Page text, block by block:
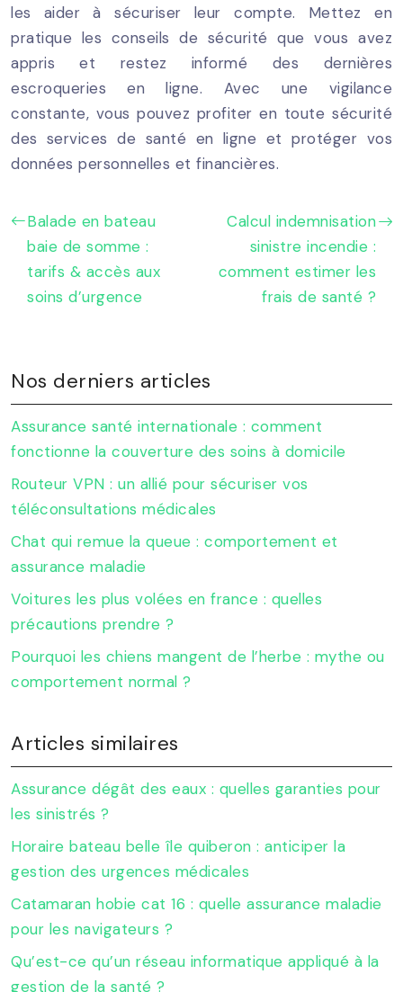
les aider à sécuriser leur compte. Mettez en
pratique les conseils de sécurité que vous avez
appris et restez informé des dernières
escroqueries en ligne. Avec une vigilance
constante, vous pouvez profiter en toute sécurité
des services de santé en ligne et protéger vos
données personnelles et financières.
Balade en bateau
baie de somme :
tarifs & accès aux
soins d’urgence
Calcul indemnisation
sinistre incendie :
comment estimer les
frais de santé ?
Nos derniers articles
Assurance santé internationale : comment
fonctionne la couverture des soins à domicile
Routeur VPN : un allié pour sécuriser vos
téléconsultations médicales
Chat qui remue la queue : comportement et
assurance maladie
Voitures les plus volées en france : quelles
précautions prendre ?
Pourquoi les chiens mangent de l’herbe : mythe ou
comportement normal ?
Articles similaires
Assurance dégât des eaux : quelles garanties pour
les sinistrés ?
Horaire bateau belle île quiberon : anticiper la
gestion des urgences médicales
Catamaran hobie cat 16 : quelle assurance maladie
pour les navigateurs ?
Qu’est-ce qu’un réseau informatique appliqué à la
gestion de la santé ?